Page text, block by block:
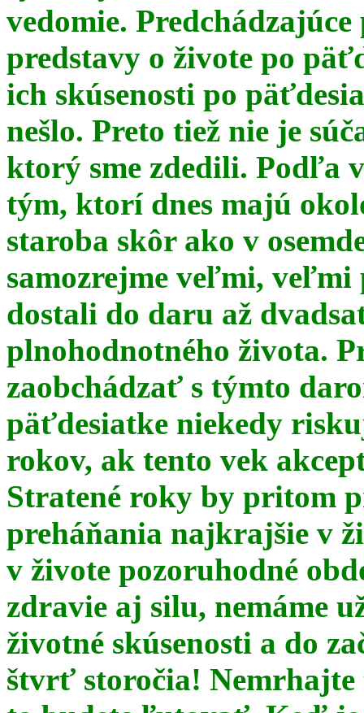
vedomie.
predstavy o živote po
ich skúsenosti po
nešlo. Preto tiež nie je
ktorý sme zdedili. Podľa
tým, ktorí dnes majú
staroba skôr ako v
samozrejme veľmi, veľmi
dostali do daru až
plnohodnotného života.
zaobchádzať s týmto
päťdesiatke niekedy
rokov, ak tento vek
Stratené roky by pritom
preháňania najkrajšie v
v živote pozoruhodné
zdravie aj silu, nemáme
životné skúsenosti a do
štvrť storočia!